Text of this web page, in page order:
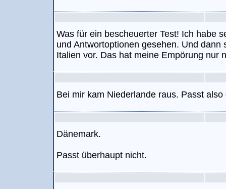
Was für ein bescheuerter Test! Ich habe
und Antwortoptionen gesehen. Und dann
Italien vor. Das hat meine Empörung nur
Bei mir kam Niederlande raus. Passt also
Dänemark.
Passt überhaupt nicht.